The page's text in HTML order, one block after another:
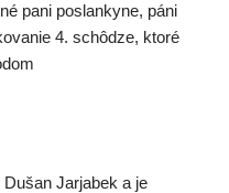
pani poslankyne, páni
4. schôdze, ktoré
Jarjabek a je